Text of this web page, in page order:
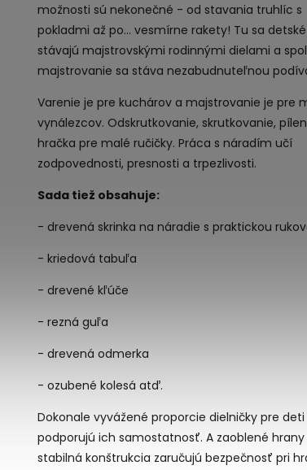
možnosti sú nekonečné - od stavania truhlíc s
pokladmi až po... vesmírne rakety! Tu sa
stávajú majstrovskými rodinnými dielami a
majstrovanie sa stáva nezabudnuteľnou
Varenie je pre kuchárov a majstrovanie je pre
vynálezcov. Odskrutkovanie, skrutkovanie,
hračka pre malé ručičky. Práca s náradím učí
zodpovednosti, presnosti a trpezlivosti.
Sada tiež obsahuje:
- drevená skrinka na náradie s praktickou
- kriedová tabuľa
- drevené kľúče
- rezná guľa
- drevená odmerka
- ozubené kolesá atď.
Dokonale vyvážené proporcie dielničky pre deti
podporujú ich samostatnosť. A zaoblené hrany
stabilná konštrukcia zaručujú bezpečnosť pri